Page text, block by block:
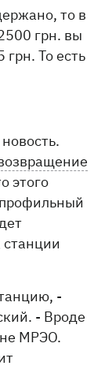
то в
грн. вы
То есть
этого
-
- Вроде
не МРЭО.